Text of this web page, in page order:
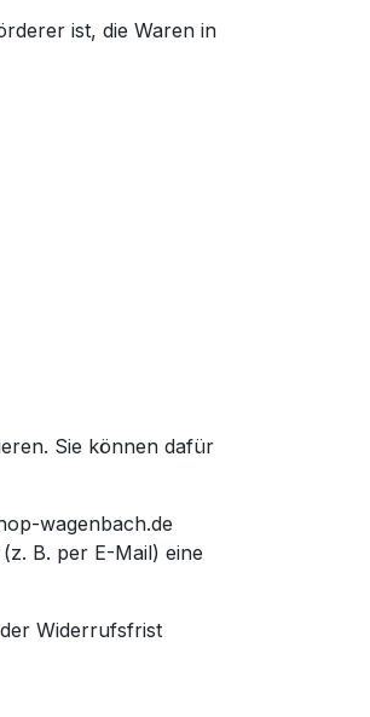
ist, die Waren in
Sie können dafür
wagenbach.de
B. per E-Mail) eine
Widerrufsfrist